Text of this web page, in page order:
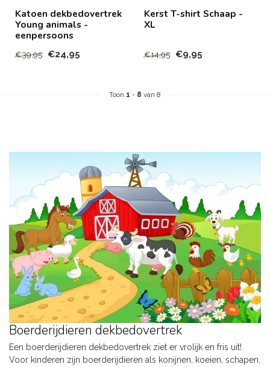
Katoen dekbedovertrek
Young animals -
eenpersoons
€39,95 €24,95
Kerst T-shirt Schaap -
XL
€14,95 €9,95
Toon 1 - 8 van 8
Boerderijdieren dekbedovertrek
Een boerderijdieren dekbedovertrek ziet er vrolijk en fris uit!
Voor kinderen zijn boerderijdieren als konijnen, koeien, schapen,